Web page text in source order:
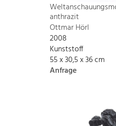
anthrazit
Ottmar Hörl
2008
Kunststoff
55 x 30,5 x 36 cm
Anfrage